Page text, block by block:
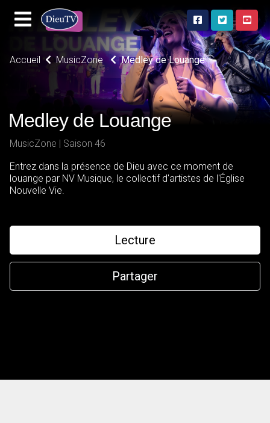
Accueil MusicZone Medley de Louange
Medley de Louange
MusicZone | Saison 46
Entrez dans la présence de Dieu avec ce moment de
louange par NV Musique, le collectif d'artistes de l'Église
Nouvelle Vie.
Lecture
Partager